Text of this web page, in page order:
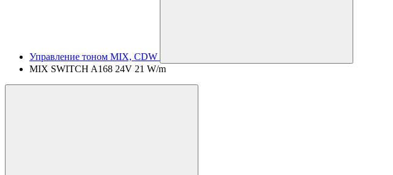
Управление тоном MIX, CDW
MIX SWITCH A168 24V 21 W/m